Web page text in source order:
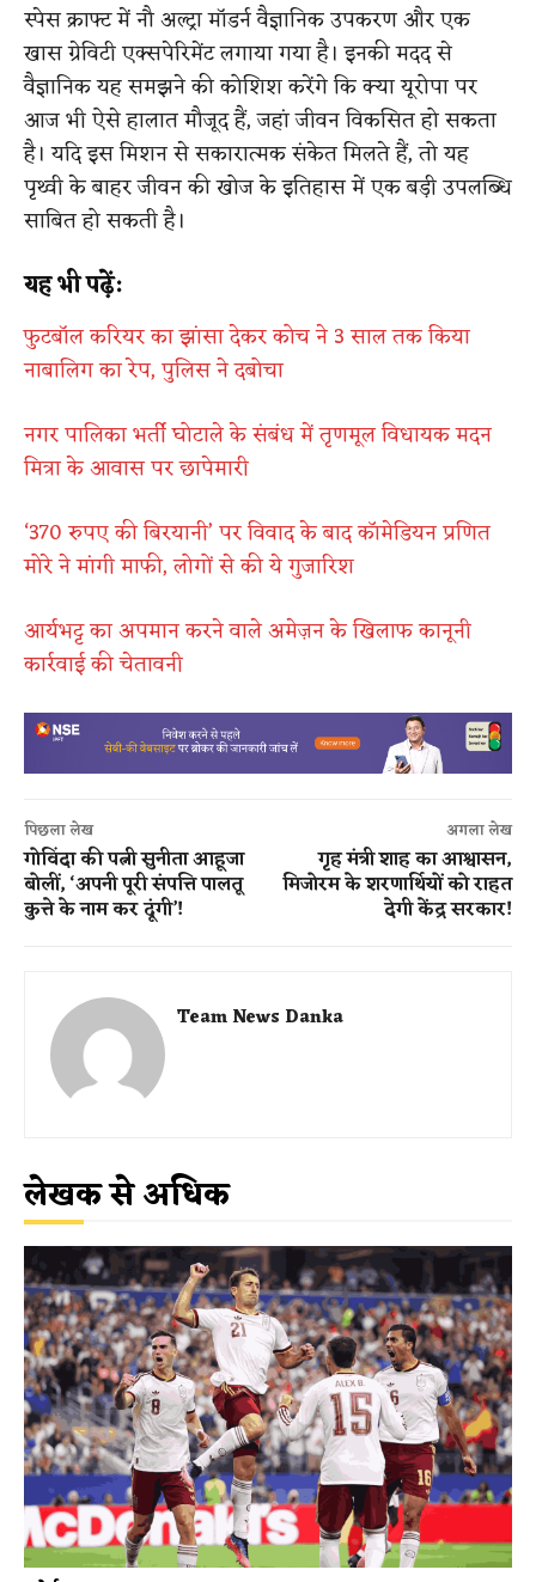
स्पेस क्राफ्ट में नौ अल्ट्रा मॉडर्न वैज्ञानिक उपकरण और एक
खास ग्रेविटी एक्सपेरिमेंट लगाया गया है। इनकी मदद से
वैज्ञानिक यह समझने की कोशिश करेंगे कि क्या यूरोपा पर
आज भी ऐसे हालात मौजूद हैं, जहां जीवन विकसित हो सकता
है। यदि इस मिशन से सकारात्मक संकेत मिलते हैं, तो यह
पृथ्वी के बाहर जीवन की खोज के इतिहास में एक बड़ी उपलब्धि
साबित हो सकती है।
यह भी पढ़ें:
फुटबॉल करियर का झांसा देकर कोच ने 3 साल तक किया
नाबालिग का रेप, पुलिस ने दबोचा
नगर पालिका भर्ती घोटाले के संबंध में तृणमूल विधायक मदन
मित्रा के आवास पर छापेमारी
‘370 रुपए की बिरयानी’ पर विवाद के बाद कॉमेडियन प्रणित
मोरे ने मांगी माफी, लोगों से की ये गुजारिश
आर्यभट्ट का अपमान करने वाले अमेज़न के खिलाफ कानूनी
कार्रवाई की चेतावनी
पिछला लेख
गोविंदा की पत्नी सुनीता आहूजा
बोलीं, ‘अपनी पूरी संपत्ति पालतू
कुत्ते के नाम कर दूंगी’!
अगला लेख
गृह मंत्री शाह का आश्वासन,
मिजोरम के शरणार्थियों को राहत
देगी केंद्र सरकार!
Team News Danka
लेखक से अधिक